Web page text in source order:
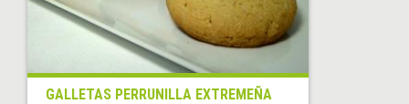
GALLETAS PERRUNILLA EXTREMEÑA